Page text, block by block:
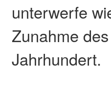
unterwerfe
Zunahme
Jahrhundert.